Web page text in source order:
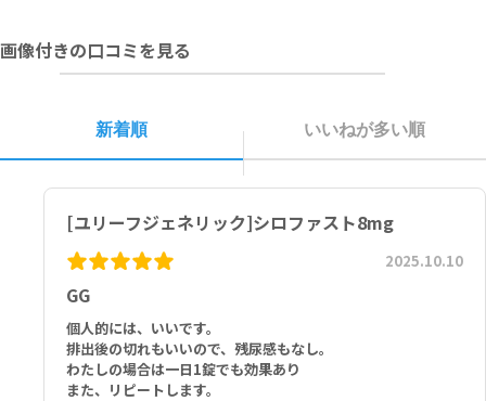
■以下の方は本剤を使用しないでください。
本剤の成分に対し過敏症の既往歴のある方
画像付きの口コミを見る
新着順 いいねが多い順
[ユリーフジェネリック]シロファスト8mg
GG
2025.10.10
個人的には、いいです。
排出後の切れもいいので、残尿感もなし。
わたしの場合は一日1錠でも効果あり
また、リピートします。